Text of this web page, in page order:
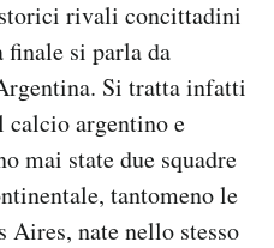
rivali concittadini
finale si parla da
Si tratta infatti
calcio argentino e
mai state due squadre
tantomeno le
Aires, nate nello stesso